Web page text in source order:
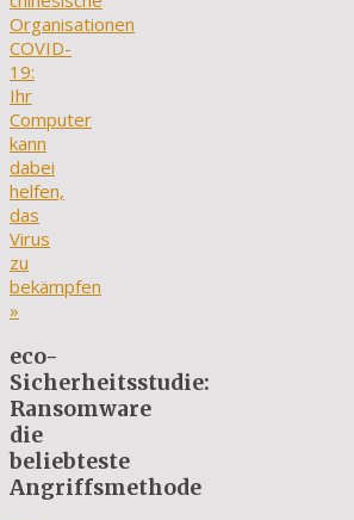
Organisationen
COVID-
19:
Ihr
Computer
kann
dabei
helfen,
das
Virus
zu
bekämpfen
»
eco-
Sicherheitsstudie:
Ransomware
die
beliebteste
Angriffsmethode